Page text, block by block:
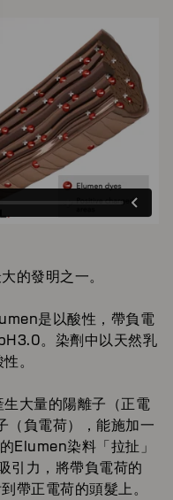
的發明之一。
是以酸性，帶負電
。染劑中以天然乳
。
大量的陽離子（正電
（負電荷），能施加一
Elumen染料「拉扯」
引力，將帶負電荷的
帶正電荷的頭髮上。